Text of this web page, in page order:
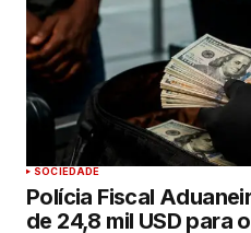
SOCIEDADE
Polícia Fiscal
de 24,8 mil USD para